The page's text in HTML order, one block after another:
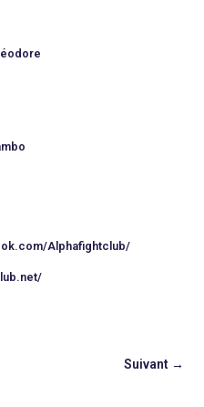
Alphafightclub/
Suivant →